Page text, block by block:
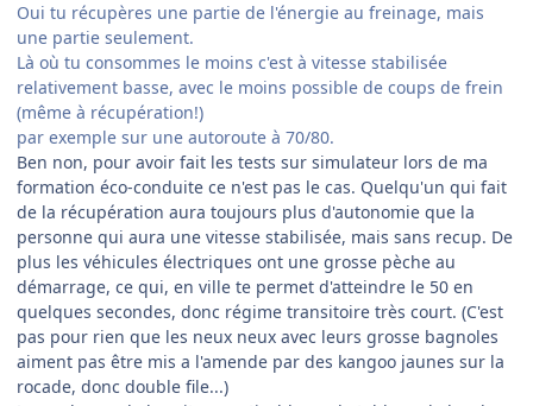
Oui tu récupères une partie de l'énergie au freinage, mais
une partie seulement.
Là où tu consommes le moins c'est à vitesse stabilisée
relativement basse, avec le moins possible de coups de frein
(même à récupération!)
par exemple sur une autoroute à 70/80.
Ben non, pour avoir fait les tests sur simulateur lors de ma
formation éco-conduite ce n'est pas le cas. Quelqu'un qui fait
de la récupération aura toujours plus d'autonomie que la
personne qui aura une vitesse stabilisée, mais sans recup. De
plus les véhicules électriques ont une grosse pèche au
démarrage, ce qui, en ville te permet d'atteindre le 50 en
quelques secondes, donc régime transitoire très court. (C'est
pas pour rien que les neux neux avec leurs grosse bagnoles
aiment pas être mis a l'amende par des kangoo jaunes sur la
rocade, donc double file...)